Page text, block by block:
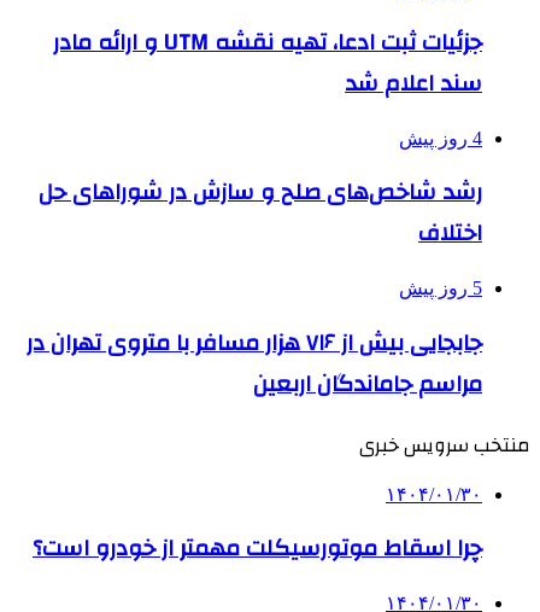
جزئیات ثبت ادعا، تهیه نقشه UTM و ارائه مادر
سند اعلام شد
4 روز پیش
رشد شاخص‌های صلح و سازش در شوراهای حل
اختلاف
5 روز پیش
جابجایی بیش از ۷۱۶ هزار مسافر با متروی تهران در
مراسم جاماندگان اربعین
منتخب سرویس خبری
۱۴۰۴/۰۱/۳۰
چرا اسقاط موتورسیکلت مهمتر از خودرو است؟
۱۴۰۴/۰۱/۳۰